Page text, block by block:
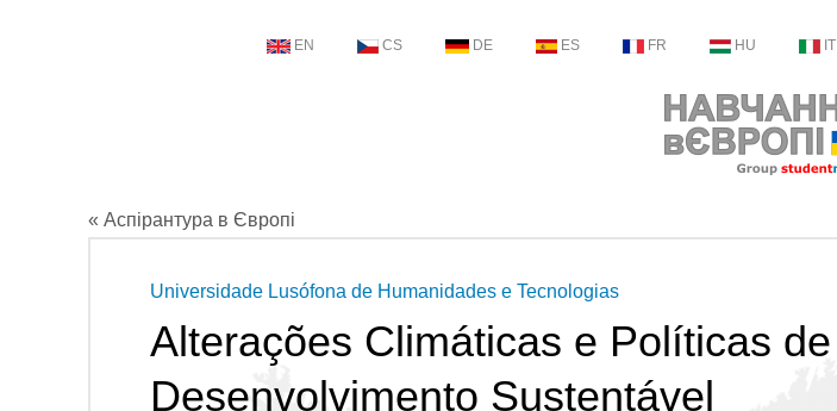
EN CS DE ES FR HU IT
« Аспірантура в Європі
Universidade Lusófona de Humanidades e Tecnologias
Alterações Climáticas e Políticas de
Desenvolvimento Sustentável